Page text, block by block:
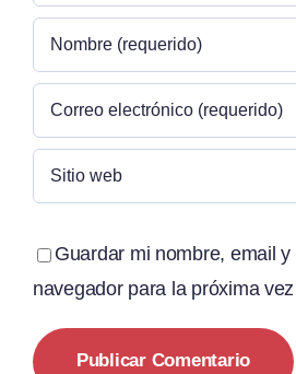
Guardar mi nombre, email
navegador para la próxima